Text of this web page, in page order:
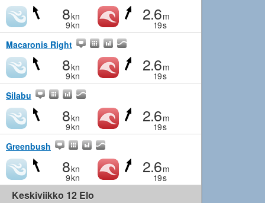
8kn
9kn
2.6m
19s
Macaronis Right
8kn
9kn
2.6m
19s
Silabu
8kn
9kn
2.6m
19s
Greenbush
8kn
9kn
2.6m
19s
Keskiviikko 12 Elo